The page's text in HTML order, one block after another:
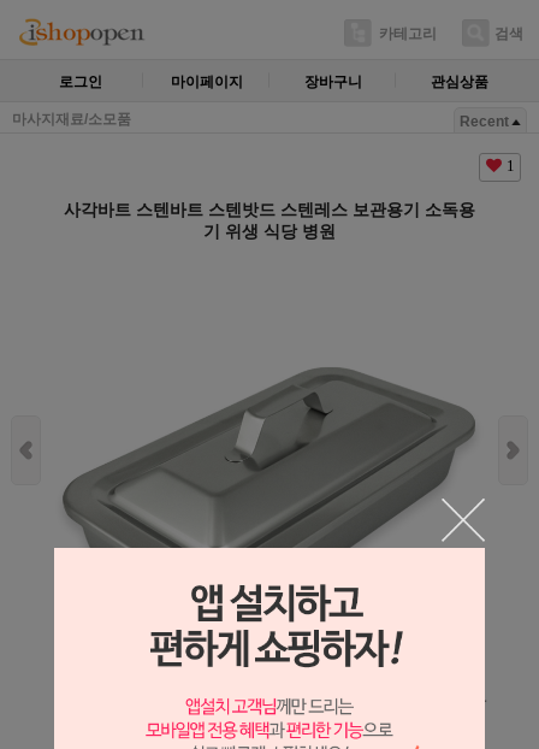
카테고리 검색
로그인 마이페이지 장바구니 관심상품
마사지재료/소모품 Recent
1
사각바트 스텐바트 스텐밧드 스텐레스 보관용기 소독용
기 위생 식당 병원